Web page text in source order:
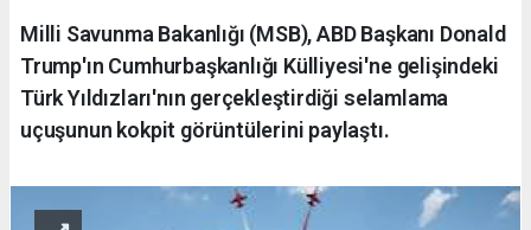
Milli Savunma Bakanlığı (MSB), ABD Başkanı Donald
Trump'ın Cumhurbaşkanlığı Külliyesi'ne gelişindeki
Türk Yıldızları'nın gerçekleştirdiği selamlama
uçuşunun kokpit görüntülerini paylaştı.